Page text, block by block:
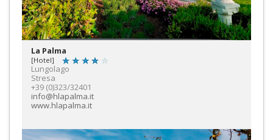
La Palma
[Hotel]
Lungolago
Stresa
+39 (0)323/32401
info@hlapalma.it
www.hlapalma.it